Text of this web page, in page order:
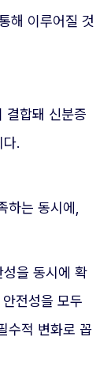
해 이루어질 것
결합돼 신분증
.
는 동시에,
을 동시에 확
전성을 모두
수적 변화로 꼽